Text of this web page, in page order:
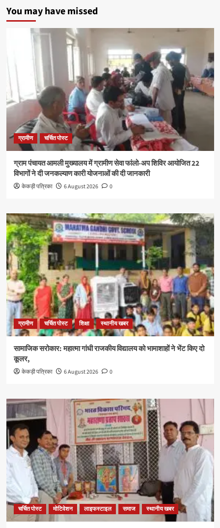
You may have missed
ग्रामीण चर्चित पोस्ट
ग्राम पंचायत आमली मुख्यालय में ग्रामीण सेवा फांलो-अप शिविर आयोजित 22
विभागों ने दी जनकल्याण कारी योजनाओं की दी जानकारी
केकड़ी पत्रिका 6 August 2026 0
ग्रामीण चर्चित पोस्ट शिक्षा स्थानीय खबर
सामाजिक सरोकार: महात्मा गांधी राजकीय विद्यालय को भामाशाहों ने भेंट किए दो
कूलर,
केकड़ी पत्रिका 6 August 2026 0
चर्चित पोस्ट मोटिवेशन लाइफस्टाइल समाज स्थानीय खबर